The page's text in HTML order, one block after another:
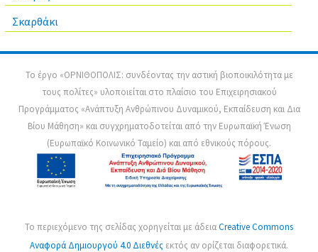
Σκαρθάκι
Το έργο «ΟΡΝΙΘΟΠΟΛΙΣ: συνδέοντας την αστική βιοποικιλότητα με
τους πολίτες» υλοποιείται στο πλαίσιο του Επιχειρησιακού
Προγράμματος «Ανάπτυξη Ανθρώπινου Δυναμικού, Εκπαίδευση και Δια
Βίου Μάθηση» και συγχρηματοδοτείται από την Ευρωπαϊκή Ένωση
(Ευρωπαϊκό Κοινωνικό Ταμείο) και από εθνικούς πόρους.
Το περιεχόμενο της σελίδας χορηγείται με άδειαCreative Commons
Αναφορά Δημιουργού 4.0 Διεθνές εκτός αν ορίζεται διαφορετικά.